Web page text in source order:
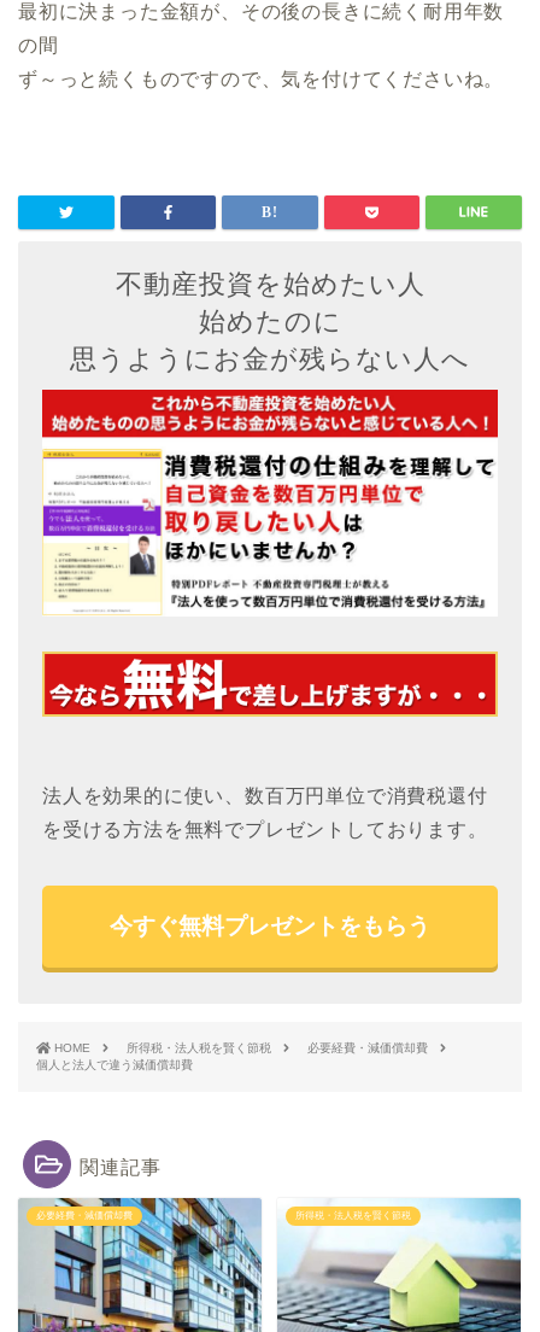
最初に決まった金額が、その後の長きに続く耐用年数
の間
ず～っと続くものですので、気を付けてくださいね。
不動産投資を始めたい人
始めたのに
思うようにお金が残らない人へ
法人を効果的に使い、数百万円単位で消費税還付
を受ける方法を無料でプレゼントしております。
今すぐ無料プレゼントをもらう
HOME 所得税・法人税を賢く節税
必要経費・減価償却費
個人と法人で違う減価償却費
関連記事
必要経費・減価償却費 所得税・法人税を賢く節税